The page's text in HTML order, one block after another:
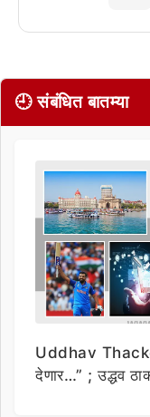
🕘 संबंधित बातम्या
Uddhav
देणार…” ; उद्धव